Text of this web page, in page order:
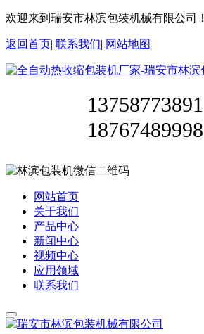
欢迎来到瑞安市林滨包装机械有限公司！
返回首页| 联系我们| 网站地图
13758773891
18767489998
网站首页
关于我们
产品中心
新闻中心
视频中心
应用领域
联系我们